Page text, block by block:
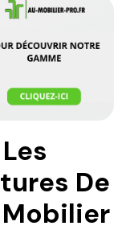
De
Mobilier